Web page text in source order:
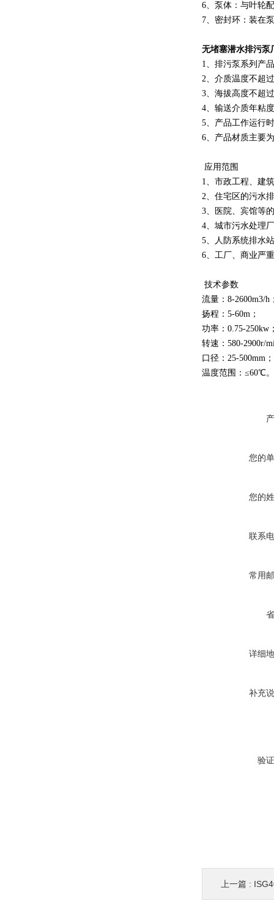
6、泵体：与叶轮
7、密封环：装在
无堵塞潜水排污泵
1、排污泵系列产
2、介质温度不超
3、海拔高度不超
4、输送介质年粘
5、产品工作运行
6、产品材质主要
应用范围
1、市政工程、建
2、住宅区的污水
3、医院、宾馆等
4、城市污水处理
5、人防系统排水
6、工厂、商业严
技术参数
流量：8-2600m3/h
扬程：5-60m；
功率：0.75-250kw
转速：580-2900r/
口径：25-500mm；
温度范围：≤60℃。
您的
您的
联系
常用
详细
补充
验
上一篇 :